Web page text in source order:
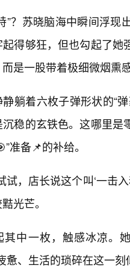
”？苏晓脑海中瞬间浮
得够狂，但也勾起了
是一股带着极细微烟熏
躺着六枚子弹形状的“
稳的玄铁色。这哪里
准备📌的补给。
试，店长说这个叫‘一击
光芒。
其中一枚，触感冰凉。
惫、生活的琐碎在这一